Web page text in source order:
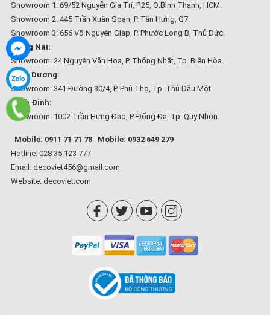
Showroom 1: 69/52 Nguyễn Gia Trí, P.25, Q.Bình Thạnh, HCM.
Showroom 2: 445 Trần Xuân Soạn, P. Tân Hưng, Q7.
Showroom 3: 656 Võ Nguyên Giáp, P. Phước Long B, Thủ Đức.
Đồng Nai:
Showroom: 24 Nguyễn Văn Hoa, P. Thống Nhất, Tp. Biên Hòa.
Bình Dương:
Showroom: 341 Đường 30/4, P. Phú Thọ, Tp. Thủ Dầu Một.
Bình Định:
Showroom: 1002 Trần Hưng Đạo, P. Đống Đa, Tp. Quy Nhơn.
Mobile: 0911 71 71 78
Mobile: 0932 649 279
Hotline: 028 35 123 777
Email: decoviet456@gmail.com
Website: decoviet.com